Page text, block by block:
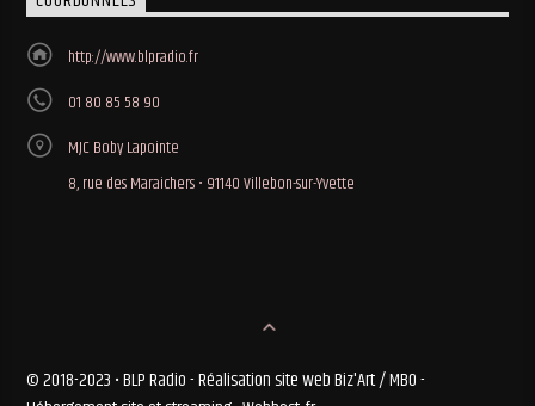
http://www.blpradio.fr
01 80 85 58 90
MJC Boby Lapointe
8, rue des Maraichers • 91140 Villebon-sur-Yvette
© 2018-2023 • BLP Radio - Réalisation site web Biz'Art / MBO -